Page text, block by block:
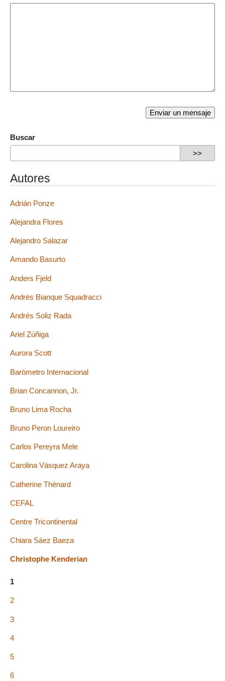
Buscar
Autores
Adrián Ponze
Alejandra Flores
Alejandro Salazar
Amando Basurto
Anders Fjeld
Andrés Bianque Squadracci
Andrés Soliz Rada
Ariel Zúñiga
Aurora Scott
Barómetro Internacional
Brian Concannon, Jr.
Bruno Lima Rocha
Bruno Peron Loureiro
Carlos Pereyra Mele
Carolina Vásquez Araya
Catherine Thénard
CEFAL
Centre Tricontinental
Chiara Sáez Baeza
Christophe Kenderian
1
2
3
4
5
6